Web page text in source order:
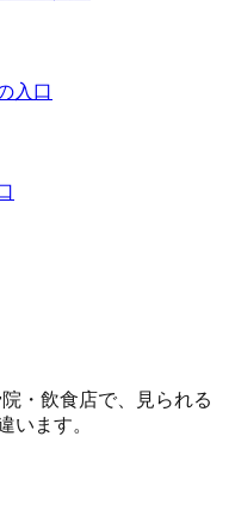
入口
・飲食店で、見られる
います。